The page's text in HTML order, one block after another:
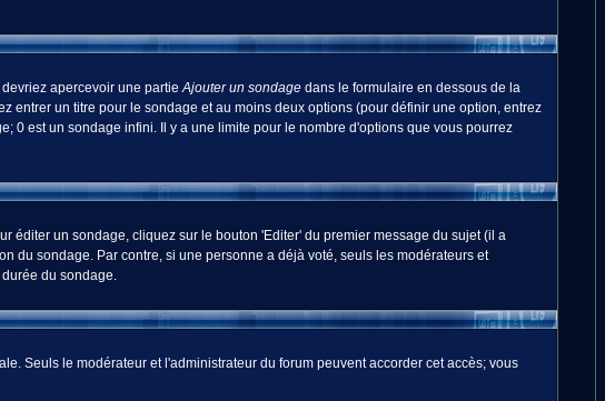
apercevoir une partieAjouter un sondagedans le formulaire en dessous de la
entrer un titre pour le sondage et au moins deux options (pour définir une option, entrez
0 est un sondage infini. Il y a une limite pour le nombre d'options que vous pourrez
éditer un sondage, cliquez sur le bouton 'Editer' du premier message du sujet (il a
du sondage. Par contre, si une personne a déjà voté, seuls les modérateurs et
du sondage.
Seuls le modérateur et l'administrateur du forum peuvent accorder cet accès; vous